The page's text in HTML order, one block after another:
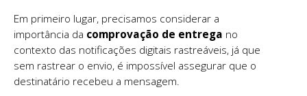
Em primeiro lugar, precisamos considerar a
importância da comprovação de entrega no
contexto das notificações digitais rastreáveis, já que
sem rastrear o envio, é impossível assegurar que o
destinatário recebeu a mensagem.